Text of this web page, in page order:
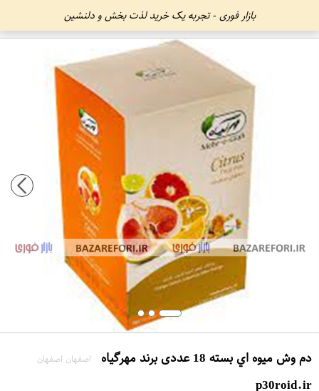
بازار فوری - تجربه یک خرید لذت بخش و دلنشین
دم وش ميوه اي بسته 18 عددی برند مهرگياه اصفهان اصفهان
p30roid.ir